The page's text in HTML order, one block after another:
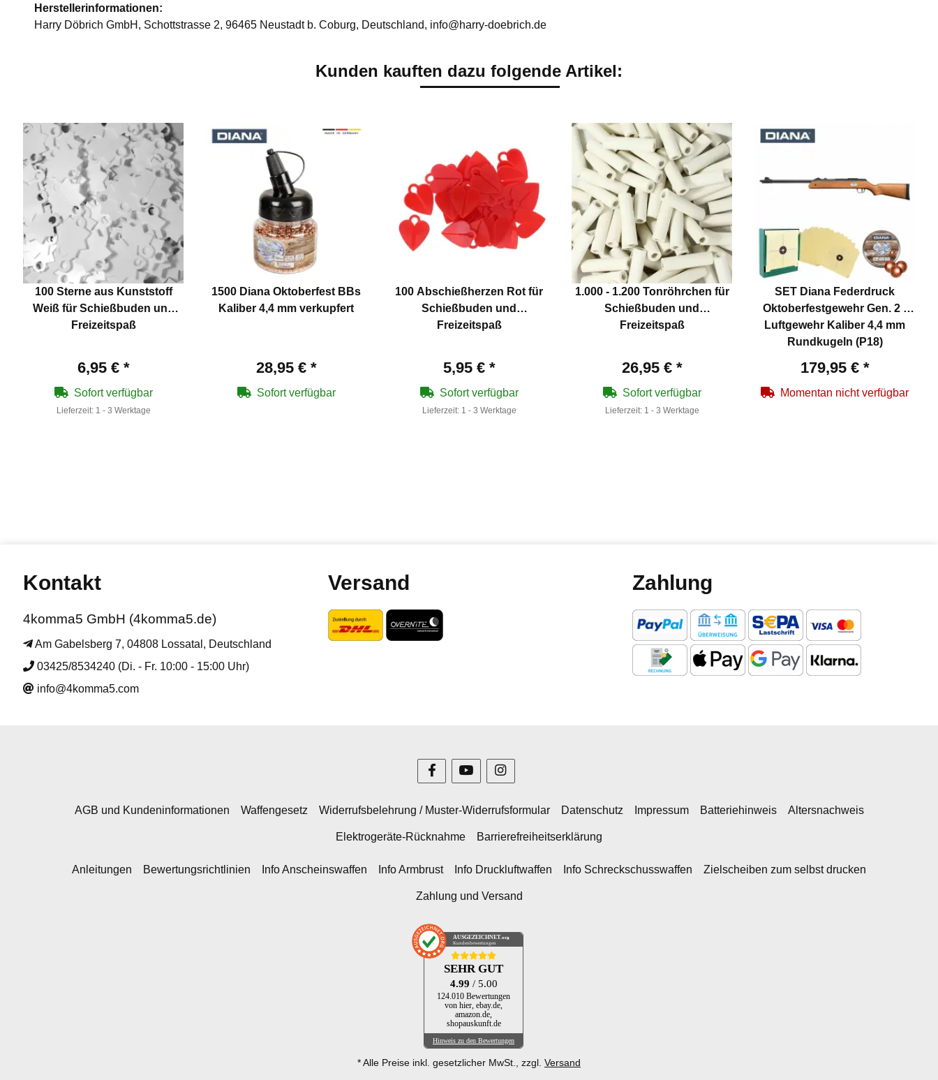
Herstellerinformationen:
Harry Döbrich GmbH, Schottstrasse 2, 96465 Neustadt b. Coburg, Deutschland, info@harry-doebrich.de
Kunden kauften dazu folgende Artikel:
100 Sterne aus Kunststoff
Weiß für Schießbuden und
Freizeitspaß
6,95 € *
Sofort verfügbar
Lieferzeit: 1 - 3 Werktage
1500 Diana Oktoberfest BBs
Kaliber 4,4 mm verkupfert
28,95 € *
Sofort verfügbar
100 Abschießherzen Rot für
Schießbuden und
Freizeitspaß
5,95 € *
Sofort verfügbar
Lieferzeit: 1 - 3 Werktage
1.000 - 1.200 Tonröhrchen für
Schießbuden und
Freizeitspaß
26,95 € *
Sofort verfügbar
Lieferzeit: 1 - 3 Werktage
SET Diana Federdruck
Oktoberfestgewehr Gen. 2 -
Luftgewehr Kaliber 4,4 mm
Rundkugeln (P18)
179,95 € *
Momentan nicht verfügbar
Kontakt
4komma5 GmbH (4komma5.de)
Am Gabelsberg 7, 04808 Lossatal, Deutschland
03425/8534240 (Di. - Fr. 10:00 - 15:00 Uhr)
info@4komma5.com
Versand Zahlung
AGB und Kundeninformationen Waffengesetz Widerrufsbelehrung / Muster-Widerrufsformular Datenschutz Impressum Batteriehinweis Altersnachweis
Elektrogeräte-Rücknahme Barrierefreiheitserklärung
Anleitungen Bewertungsrichtlinien Info Anscheinswaffen Info Armbrust Info Druckluftwaffen Info Schreckschusswaffen Zielscheiben zum selbst drucken
Zahlung und Versand
AUSGEZEICHNET .org
Kundenbewertungen
SEHR GUT
4.99 / 5.00
124.010 Bewertungen
von hier, ebay.de,
amazon.de,
shopauskunft.de
Hinweis zu den Bewertungen
* Alle Preise inkl. gesetzlicher MwSt., zzgl. Versand